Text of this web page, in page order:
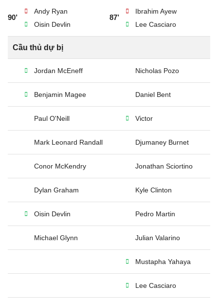
90’
Andy Ryan
Oisin Devlin
87’
Ibrahim Ayew
Lee Casciaro
Cầu thủ dự bị
Jordan McEneff Nicholas Pozo
Benjamin Magee Daniel Bent
Paul O'Neill Victor
Mark Leonard Randall Djumaney Burnet
Conor McKendry Jonathan Sciortino
Dylan Graham Kyle Clinton
Oisin Devlin Pedro Martin
Michael Glynn Julian Valarino
Mustapha Yahaya
Lee Casciaro